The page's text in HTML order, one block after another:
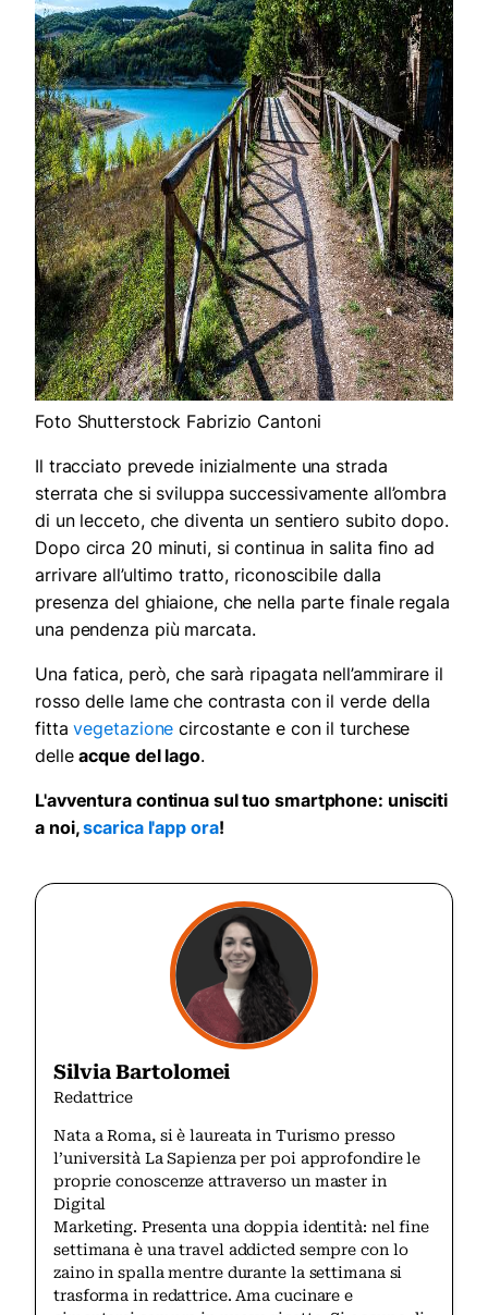
Foto Shutterstock Fabrizio Cantoni
Il tracciato prevede inizialmente una strada
sterrata che si sviluppa successivamente all’ombra
di un lecceto, che diventa un sentiero subito dopo.
Dopo circa 20 minuti, si continua in salita fino ad
arrivare all’ultimo tratto, riconoscibile dalla
presenza del ghiaione, che nella parte finale regala
una pendenza più marcata.
Una fatica, però, che sarà ripagata nell’ammirare il
rosso delle lame che contrasta con il verde della
fittavegetazione circostante e con il turchese
delleacque del lago.
L'avventura continua sul tuo smartphone: unisciti
a noi,scarica l'app ora!
Silvia Bartolomei
Redattrice
Nata a Roma, si è laureata in Turismo presso
l’università La Sapienza per poi approfondire le
proprie conoscenze attraverso un master in
Digital
Marketing. Presenta una doppia identità: nel fine
settimana è una travel addicted sempre con lo
zaino in spalla mentre durante la settimana si
trasforma in redattrice. Ama cucinare e